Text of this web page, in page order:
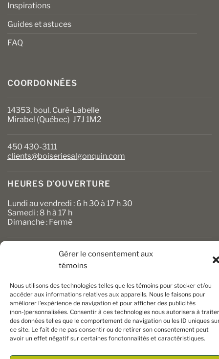
Gérer le consentement aux
témoins
Nous utilisons des technologies telles que les témoins pour stocker et/ou
accéder aux informations relatives aux appareils. Nous le faisons pour
améliorer l’expérience de navigation et pour afficher des publicités
(non-)personnalisées. Consentir à ces technologies nous autorisera à traiter
des données telles que le comportement de navigation ou les ID uniques
ce site. Le fait de ne pas consentir ou de retirer son consentement peut
avoir un effet négatif sur certaines fonctonnalités et caractéristiques.
Inspirations
Guides et astuces
FAQ
COORDONNÉES
14353, boul. Curé-Labelle
Mirabel (Québec) J7J 1M2
450 430-3111
clients@boiseriesalgonquin.com
HEURES D’OUVERTURE
Lundi au vendredi : 6 h 30 à 17 h 30
Samedi : 8 h à 17 h
Dimanche : Fermé
Copyright 2026 © Boiseries Algonquin– Tous droits réservés
|Termes et conditions| Site Web parKing Communications